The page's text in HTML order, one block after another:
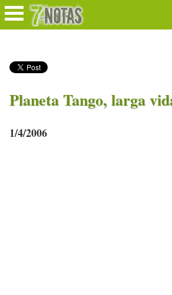
Planeta Tango, larga
1/4/2006